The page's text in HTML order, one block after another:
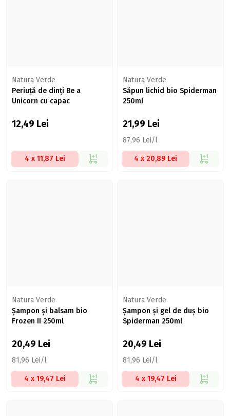
Natura Verde
Periuță de dinți Be a
Unicorn cu capac
12,49 Lei
4 x 11,87 Lei
Natura Verde
Săpun lichid bio Spiderman
250ml
21,99 Lei
87,96 Lei/l
4 x 20,89 Lei
Natura Verde
Șampon și balsam bio
Frozen II 250ml
20,49 Lei
81,96 Lei/l
4 x 19,47 Lei
Natura Verde
Șampon și gel de duș bio
Spiderman 250ml
20,49 Lei
81,96 Lei/l
4 x 19,47 Lei